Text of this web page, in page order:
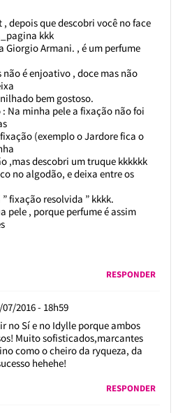
, depois que descobri você no face
kkk
Giorgio Armani. , é um perfume
não é enjoativo , doce mas não
bem gostoso.
Na minha pele a fixação não foi
(exemplo o Jardore fica o
,mas descobri um truque kkkkkk
no algodão, e deixa entre os
fixação resolvida ” kkkk.
pele , porque perfume é assim
RESPONDER
07/2016 - 18h59
no Sí e no Idylle porque ambos
Muito sofisticados,marcantes
como o cheiro da ryqueza, da
hehehe!
RESPONDER